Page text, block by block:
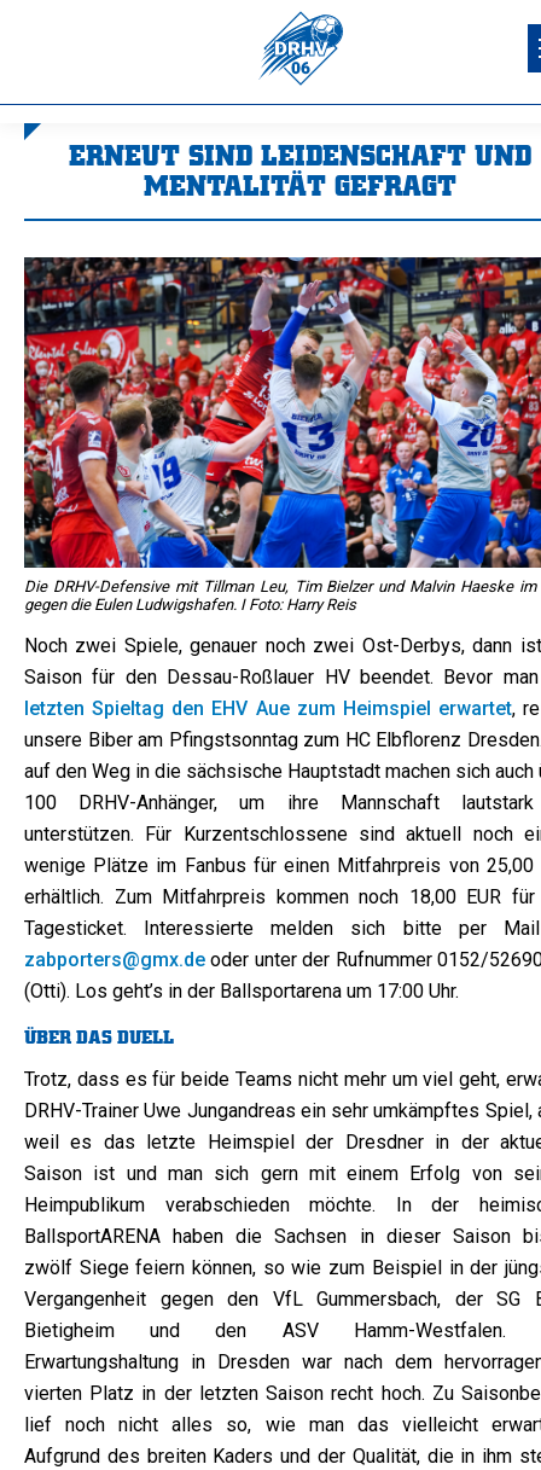
ERNEUT SIND LEIDENSCHAFT UND
MENTALITÄT GEFRAGT
Die DRHV-Defensive mit Tillman Leu, Tim Bielzer und Malvin Haeske im
gegen die Eulen Ludwigshafen. I Foto: Harry Reis
Noch zwei Spiele, genauer noch zwei Ost-Derbys, dann
Saison für den Dessau-Roßlauer HV beendet. Bevor
letzten Spieltag den EHV Aue zum Heimspiel erwartet,
unsere Biber am Pfingstsonntag zum HC Elbflorenz
auf den Weg in die sächsische Hauptstadt machen sich auch
100 DRHV-Anhänger, um ihre Mannschaft
unterstützen. Für Kurzentschlossene sind aktuell noch
wenige Plätze im Fanbus für einen Mitfahrpreis von 25,00
erhältlich. Zum Mitfahrpreis kommen noch 18,00 EUR
Tagesticket. Interessierte melden sich bitte per
zabporters@gmx.de oder unter der Rufnummer 0152/
(Otti). Los geht’s in der Ballsportarena um 17:00 Uhr.
ÜBER DAS DUELL
Trotz, dass es für beide Teams nicht mehr um viel geht,
DRHV-Trainer Uwe Jungandreas ein sehr umkämpftes Spiel,
weil es das letzte Heimspiel der Dresdner in der
Saison ist und man sich gern mit einem Erfolg von
Heimpublikum verabschieden möchte. In der
BallsportARENA haben die Sachsen in dieser Saison
zwölf Siege feiern können, so wie zum Beispiel in der
Vergangenheit gegen den VfL Gummersbach, der SG
Bietigheim und den ASV Hamm-Westfalen.
Erwartungshaltung in Dresden war nach dem
vierten Platz in der letzten Saison recht hoch. Zu
lief noch nicht alles so, wie man das vielleicht
Aufgrund des breiten Kaders und der Qualität, die in ihm